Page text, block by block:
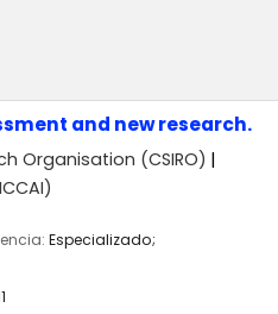
and new research.
Organisation (CSIRO)
Especializado;